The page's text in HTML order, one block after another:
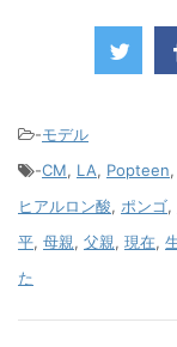
-モデル
-CM, LA, Popteen,
ヒアルロン酸, ポンゴ,
平, 母親, 父親, 現在,
た